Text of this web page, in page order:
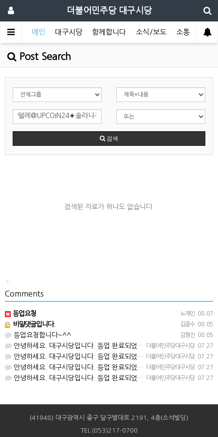
더불어민주당 대구시당
메인 대구시당 함께합니다 소식/보도 소통
Post Search
검색
검색된 자료가 하나도 없습니다.
+
Comments
노재민 08.07
등업요청
김종수 08.05
비밀댓글입니다.
김형진 08.05
등업요청합니다~^^
더불어민주당대구시당 07.27
안녕하세요. 대구시당입니다. 등업 완료되었습니다^^
더불어민주당대구시당 07.27
안녕하세요. 대구시당입니다. 등업 완료되었습니다^^
더불어민주당대구시당 07.27
안녕하세요. 대구시당입니다. 등업 완료되었습니다^^
더불어민주당대구시당 07.27
안녕하세요. 대구시당입니다. 등업 완료되었습니다^^
(41948) 대구광역시 중구 달구벌대로 2191, 4층(소석빌딩)
TEL:(053)217-0700